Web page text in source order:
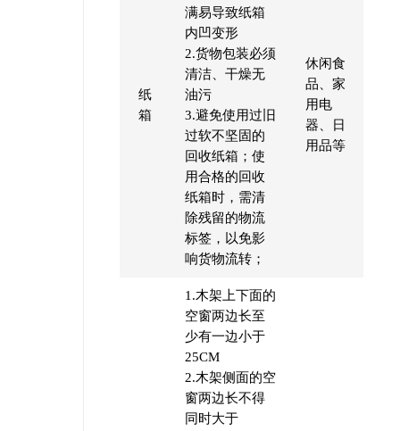
纸
箱
满易导致纸箱
内凹变形
2.货物包装必须
清洁、干燥无
油污
3.避免使用过旧
过软不坚固的
回收纸箱；使
用合格的回收
纸箱时，需清
除残留的物流
标签，以免影
响货物流转；
休闲食
品、家
用电
器、日
用品等
1.木架上下面的
空窗两边长至
少有一边小于
25CM
2.木架侧面的空
窗两边长不得
同时大于